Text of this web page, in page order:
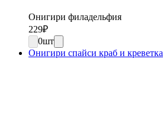
Онигири филадельфия
229₽
0шт
Онигири спайси краб и креветка